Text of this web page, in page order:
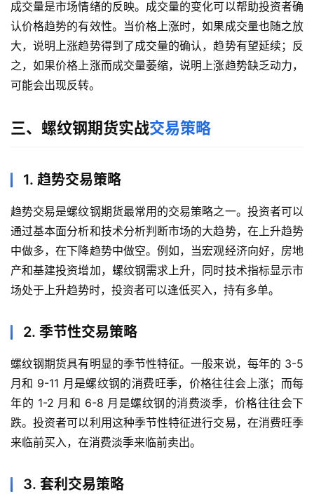
货
期
货
开
户
白
纳
指
期
货
指
货
黄
金
期
货
成交量是市场情绪的反映。成交量的变化可以帮助投资者确
认价格趋势的有效性。当价格上涨时，如果成交量也随之放
大，说明上涨趋势得到了成交量的确认，趋势有望延续；反
之，如果价格上涨而成交量萎缩，说明上涨趋势缺乏动力，
可能会出现反转。
三、螺纹钢期货实战交易策略
1. 趋势交易策略
趋势交易是螺纹钢期货最常用的交易策略之一。投资者可以
通过基本面分析和技术分析判断市场的大趋势，在上升趋势
中做多，在下降趋势中做空。例如，当宏观经济向好，房地
产和基建投资增加，螺纹钢需求上升，同时技术指标显示市
场处于上升趋势时，投资者可以逢低买入，持有多单。
2. 季节性交易策略
螺纹钢期货具有明显的季节性特征。一般来说，每年的 3-5
月和 9-11 月是螺纹钢的消费旺季，价格往往会上涨；而每
年的 1-2 月和 6-8 月是螺纹钢的消费淡季，价格往往会下
跌。投资者可以利用这种季节性特征进行交易，在消费旺季
来临前买入，在消费淡季来临前卖出。
3. 套利交易策略